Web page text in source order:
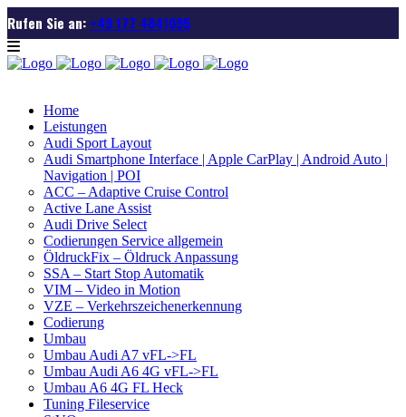
Rufen Sie an: +49 177 4841095
Home
Leistungen
Audi Sport Layout
Audi Smartphone Interface | Apple CarPlay | Android Auto |
Navigation | POI
ACC – Adaptive Cruise Control
Active Lane Assist
Audi Drive Select
Codierungen Service allgemein
ÖldruckFix – Öldruck Anpassung
SSA – Start Stop Automatik
VIM – Video in Motion
VZE – Verkehrszeichenerkennung
Codierung
Umbau
Umbau Audi A7 vFL->FL
Umbau Audi A6 4G vFL->FL
Umbau A6 4G FL Heck
Tuning Fileservice